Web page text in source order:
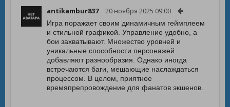
antikambur837 20 ноября 2025 09:00
Игра поражает своим динамичным геймплеем
и стильной графикой. Управление удобно, а
бои захватывают. Множество уровней и
уникальные способности персонажей
добавляют разнообразия. Однако иногда
встречаются баги, мешающие наслаждаться
процессом. В целом, приятное
времяпрепровождение для фанатов экшенов.